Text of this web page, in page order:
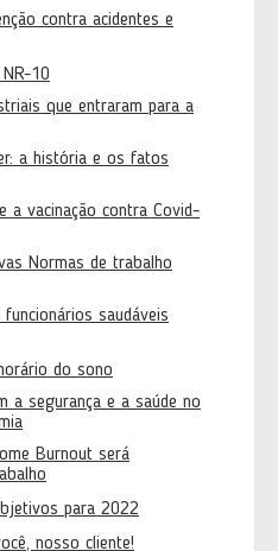
contra acidentes e
10
que entraram para a
a história e os fatos
a vacinação contra Covid-
Normas de trabalho
saudáveis
do sono
a segurança e a saúde no
Burnout será
para 2022
nosso cliente!